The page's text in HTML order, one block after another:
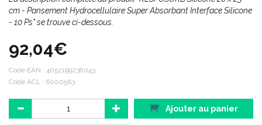
cm - Pansement Hydrocellulaire Super Absorbant Interface Silicone
- 10 Ps" se trouve ci-dessous.
92,04€
Code EAN : 4052199238043
Code ACL : 6000563
Ajouter au panier